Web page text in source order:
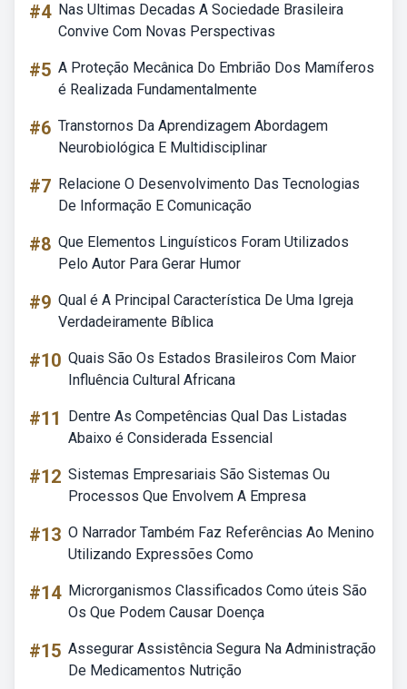
#4 Nas Ultimas Decadas A Sociedade Brasileira
Convive Com Novas Perspectivas
#5 A Proteção Mecânica Do Embrião Dos Mamíferos
é Realizada Fundamentalmente
#6 Transtornos Da Aprendizagem Abordagem
Neurobiológica E Multidisciplinar
#7 Relacione O Desenvolvimento Das Tecnologias
De Informação E Comunicação
#8 Que Elementos Linguísticos Foram Utilizados
Pelo Autor Para Gerar Humor
#9 Qual é A Principal Característica De Uma Igreja
Verdadeiramente Bíblica
#10 Quais São Os Estados Brasileiros Com Maior
Influência Cultural Africana
#11
Dentre As Competências Qual Das Listadas
Abaixo é Considerada Essencial
#12 Sistemas Empresariais São Sistemas Ou
Processos Que Envolvem A Empresa
#13 O Narrador Também Faz Referências Ao Menino
Utilizando Expressões Como
#14 Microrganismos Classificados Como úteis São
Os Que Podem Causar Doença
#15 Assegurar Assistência Segura Na Administração
De Medicamentos Nutrição